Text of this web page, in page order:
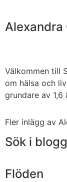
Alexandra
Välkommen till
om hälsa och
grundare av 1,6
Fler inlägg av
Sök i
Flöden